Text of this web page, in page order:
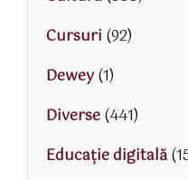
Cursuri (92)
Dewey(1)
Diverse(441)
Educaţie digitală